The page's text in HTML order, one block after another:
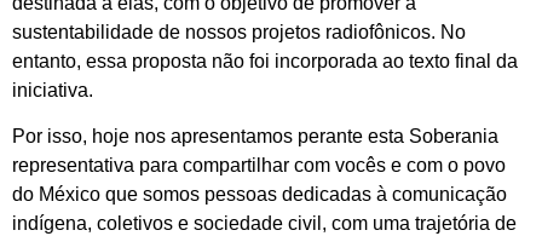
sustentabilidade de nossos projetos radiofônicos. No
entanto, essa proposta não foi incorporada ao texto final da
iniciativa.
Por isso, hoje nos apresentamos perante esta Soberania
representativa para compartilhar com vocês e com o povo
do México que somos pessoas dedicadas à comunicação
indígena, coletivos e sociedade civil, com uma trajetória de